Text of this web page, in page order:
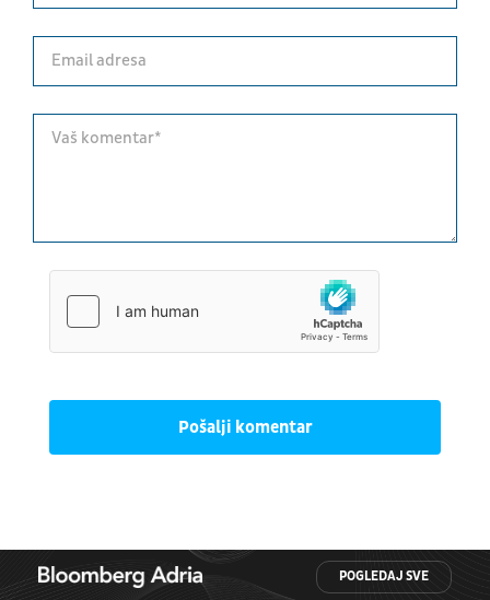
Pošalji komentar
POGLEDAJ SVE